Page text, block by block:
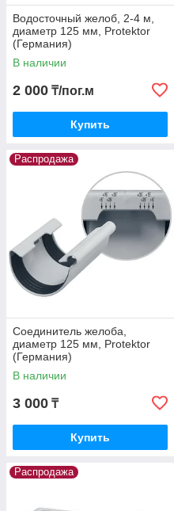
Водосточный желоб, 2-4 м,
диаметр 125 мм, Protektor
(Германия)
В наличии
2 000 ₸/пог.м
Купить
Распродажа
Соединитель желоба,
диаметр 125 мм, Protektor
(Германия)
В наличии
3 000 ₸
Купить
Распродажа